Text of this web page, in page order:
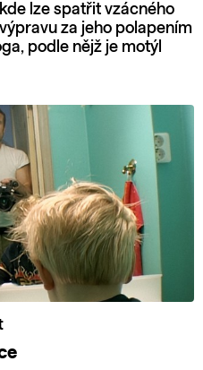
lze spatřit vzácného
za jeho polapením
podle nějž je motýl